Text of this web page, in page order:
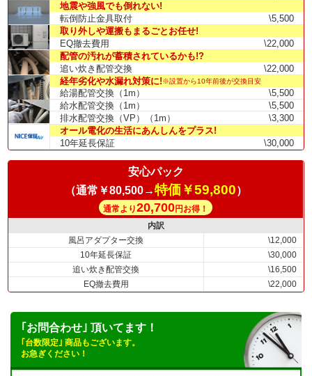
地震や強風でも倒れない!
転倒防止金具取付
\5,500
取り外しや運搬もまるごとお任せ!
EQ撤去費用
\22,000
配管の汚れが蓄積されているかも!?
追い炊き配管交換
\22,000
経年劣化や水漏れ対策に!※設置から10年前後が交換目安
給湯配管交換（1m）
\5,500
給水配管交換（1m）
\5,500
排水配管交換（VP）（1m）
\3,300
オール電化の生活にあんしんをプラス!
10年延長保証
\30,000
安心パック
（通常￥80,500→特価￥59,800）
通常より20,700円お得！
内訳
風呂アダプター交換
\12,000
10年延長保証
\30,000
追い炊き配管交換
\16,500
EQ撤去費用
\22,000
｢お問合わせ｣ 頂いてます！
｢台数限定｣ 商品もございます。
お急ぎください！